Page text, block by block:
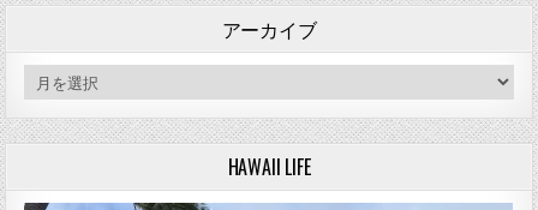
アーカイブ
アーカイブ
HAWAII LIFE